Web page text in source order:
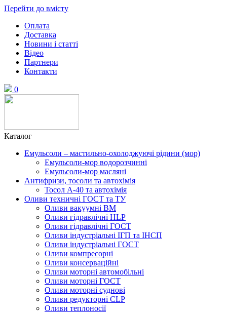
Перейти до вмісту
Оплата
Доставка
Новини і статті
Відео
Партнери
Контакти
0
Каталог
Емульсоли – мастильно-охолоджуючі рідини (мор)
Емульсоли-мор водорозчинні
Емульсоли-мор масляні
Антифризи, тосоли та автохімія
Тосол А-40 та автохімія
Оливи техничні ГОСТ та ТУ
Оливи вакуумні ВМ
Оливи гідравлічні HLP
Оливи гідравлічні ГОСТ
Оливи індустріальні ІГП та ІНСП
Оливи індустріальні ГОСТ
Оливи компресорні
Оливи консерваційні
Оливи моторні автомобільні
Оливи моторні ГОСТ
Оливи моторні суднові
Оливи редукторні CLP
Оливи теплоносії